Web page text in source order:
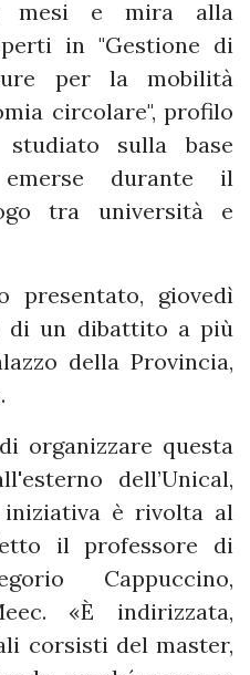
mesi e mira alla
in "Gestione di
per la mobilità
circolare", profilo
studiato sulla base
durante il
tra università e
giovedì
di un dibattito a più
della Provincia,
organizzare questa
dell’Unical,
è rivolta al
il professore di
Cappuccino,
«È indirizzata,
corsisti del master,